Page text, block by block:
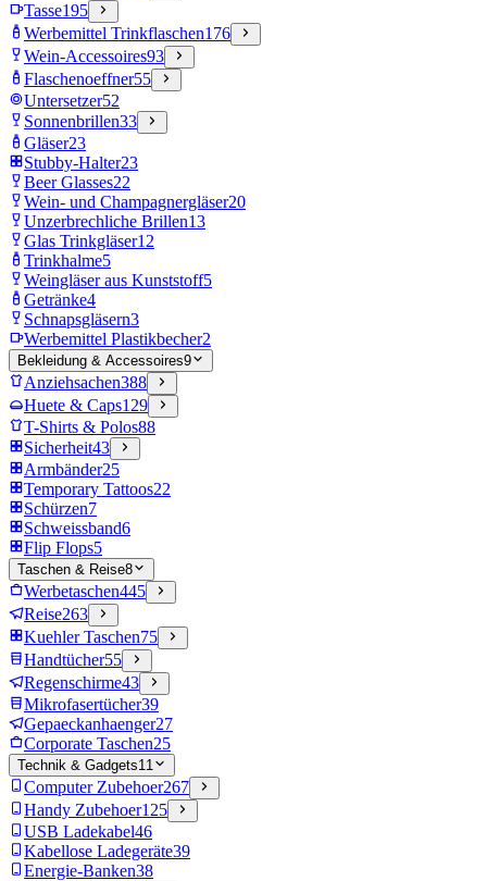
Tasse195
Werbemittel Trinkflaschen176
Wein-Accessoires93
Flaschenoeffner55
Untersetzer52
Sonnenbrillen33
Gläser23
Stubby-Halter23
Beer Glasses22
Wein- und Champagnergläser20
Unzerbrechliche Brillen13
Glas Trinkgläser12
Trinkhalme5
Weingläser aus Kunststoff5
Getränke4
Schnapsgläsern3
Werbemittel Plastikbecher2
Bekleidung & Accessoires9
Anziehsachen388
Huete & Caps129
T-Shirts & Polos88
Sicherheit43
Armbänder25
Temporary Tattoos22
Schürzen7
Schweissband6
Flip Flops5
Taschen & Reise8
Werbetaschen445
Reise263
Kuehler Taschen75
Handtücher55
Regenschirme43
Mikrofasertücher39
Gepaeckanhaenger27
Corporate Taschen25
Technik & Gadgets11
Computer Zubehoer267
Handy Zubehoer125
USB Ladekabel46
Kabellose Ladegeräte39
Energie-Banken38